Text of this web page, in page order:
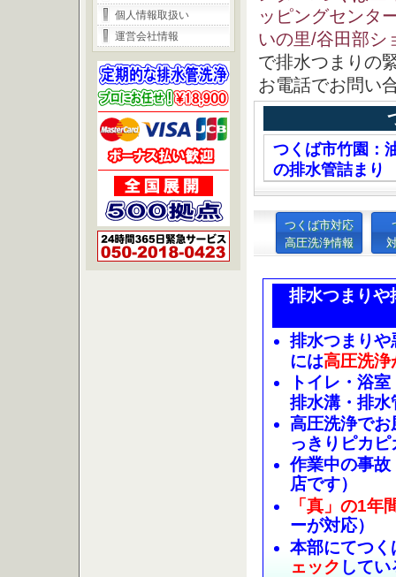
ッピングセンタ
いの里/谷田部シ
で排水つまりの
お電話でお問い
つくば市竹園：
の排水管詰まり
つくば市対応
高圧洗浄情報
排水つまりや
排水つまり
には高圧洗浄
トイレ・浴
排水溝・排
高圧洗浄で
っきりピカピ
作業中の事
店です）
「真」の1年
ーが対応）
本部にてつ
ェック して
個人情報取扱い
運営会社情報